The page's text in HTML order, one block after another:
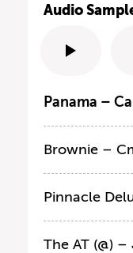
Audio
Panama –
Brownie –
Pinnacle
The AT (@) –